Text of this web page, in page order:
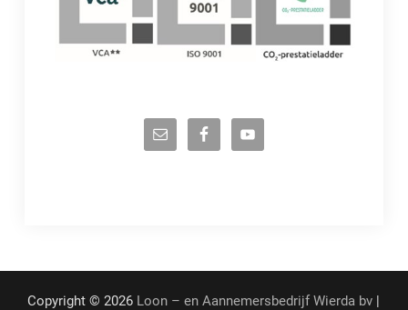
Copyright © 2026 Loon – en Aannemersbedrijf Wierda bv